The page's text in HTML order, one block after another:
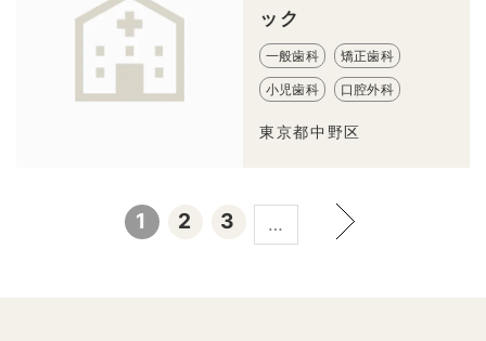
ック
一般歯科 矯正歯科
小児歯科 口腔外科
東京都中野区
1 2 3 …